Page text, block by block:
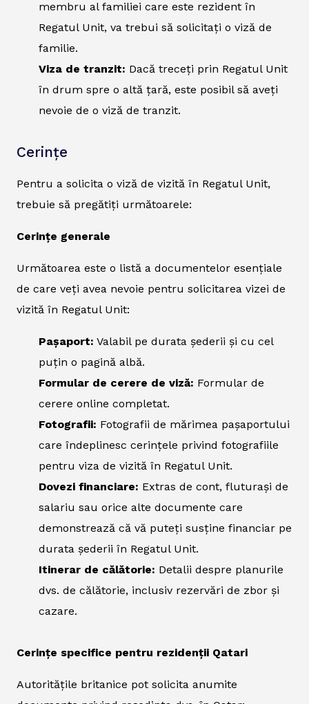
membru al familiei care este rezident în
Regatul Unit, va trebui să solicitați o viză de
familie.
Viza de tranzit: Dacă treceți prin Regatul Unit
în drum spre o altă țară, este posibil să aveți
nevoie de o viză de tranzit.
Cerințe
Pentru a solicita o viză de vizită în Regatul Unit,
trebuie să pregătiți următoarele:
Cerințe generale
Următoarea este o listă a documentelor esențiale
de care veți avea nevoie pentru solicitarea vizei de
vizită în Regatul Unit:
Pașaport: Valabil pe durata șederii și cu cel
puțin o pagină albă.
Formular de cerere de viză: Formular de
cerere online completat.
Fotografii: Fotografii de mărimea pașaportului
care îndeplinesc cerințele privind fotografiile
pentru viza de vizită în Regatul Unit.
Dovezi financiare: Extras de cont, fluturași de
salariu sau orice alte documente care
demonstrează că vă puteți susține financiar pe
durata șederii în Regatul Unit.
Itinerar de călătorie: Detalii despre planurile
dvs. de călătorie, inclusiv rezervări de zbor și
cazare.
Cerințe specifice pentru rezidenții Qatari
Autoritățile britanice pot solicita anumite